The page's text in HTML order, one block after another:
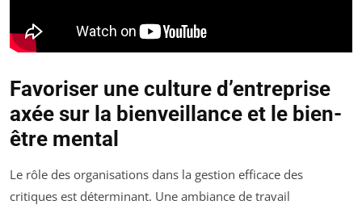
Favoriser une culture d’entreprise
axée sur la bienveillance et le bien-
être mental
Le rôle des organisations dans la gestion efficace des
critiques est déterminant. Une ambiance de travail